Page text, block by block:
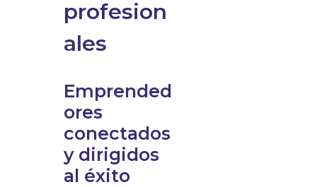
profesion
ales
Emprended
ores
conectados
y dirigidos
al éxito